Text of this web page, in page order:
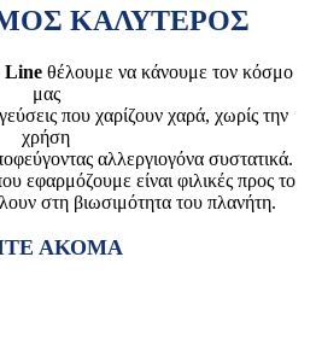
ΚΑΛΥΤΕΡΟΣ
Lineθέλουμε να κάνουμε τον κόσμο
μας
που χαρίζουν χαρά, χωρίς την
χρήση
αλλεργιογόνα συστατικά.
εφαρμόζουμε είναι φιλικές προς το
στη βιωσιμότητα του πλανήτη.
ΑΚΟΜΑ